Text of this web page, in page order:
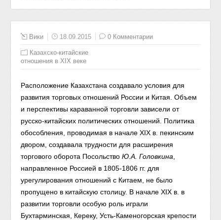
Вики 18.09.2015 0 Комментарии
Казахско-китайские
отношения в XIX веке
Расположение Казахстана создавало условия для
развития торговых отношений России и Китая. Объем
и перспективы караванной торговли зависели от
русско-китайских политических отношений.
Политика
обособления, проводимая в начале XIX в. пекинским
двором, создавала трудности для расширения
торгового оборота ПосольствоЮ.А. Головкина
направленное Россией в 1805-1806 гг. для
урегулирования отношений с Китаем, не было
пропущено в китайскую столицу. В начале XIX в. в
развитии торговли особую роль играли
Бухтарминская, Кереку, Усть-Каменогорская крепости